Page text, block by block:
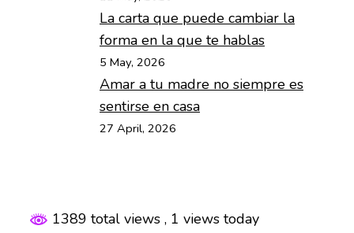
La carta que puede cambiar la
forma en la que te hablas
5 May, 2026
Amar a tu madre no siempre es
sentirse en casa
27 April, 2026
1389 total views , 1 views today